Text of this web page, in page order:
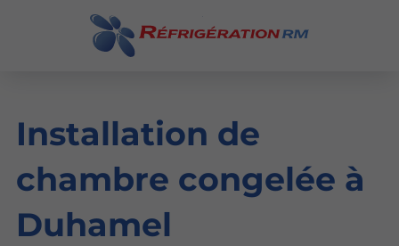
Installation de
chambre congelée à
Duhamel